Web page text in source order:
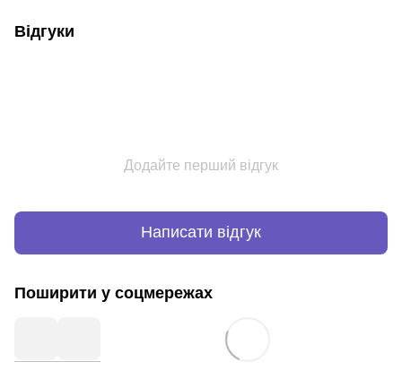
Відгуки
Додайте перший відгук
Написати відгук
Поширити у соцмережах